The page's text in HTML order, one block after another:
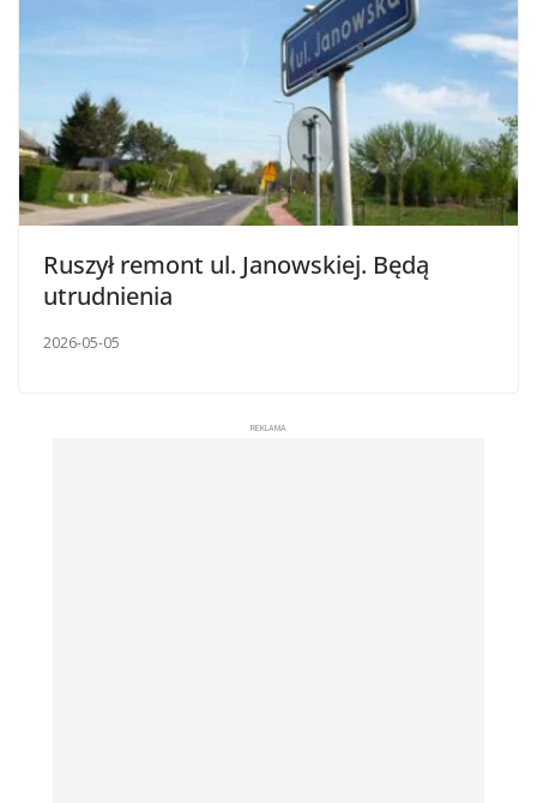
Ruszył remont ul. Janowskiej. Będą
utrudnienia
2026-05-05
REKLAMA